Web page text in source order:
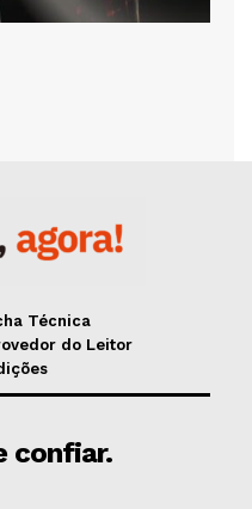
Técnica
do Leitor
confiar.